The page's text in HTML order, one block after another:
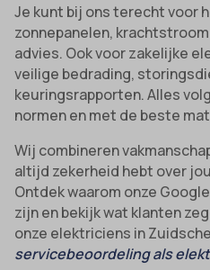
Je kunt bij ons terecht voor
zonnepanelen,
advies. Ook voor zakelijke
veilige bedrading,
keuringsrapporten. Alles
normen en met de beste
Wij combineren
altijd zekerheid hebt over
Ontdek waarom onze
zijn en bekijk wat klanten
onze elektriciens in
servicebeoordeling als